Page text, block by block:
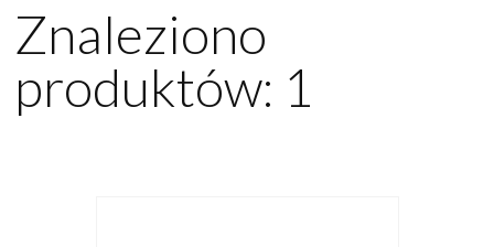
Znaleziono
produktów: 1